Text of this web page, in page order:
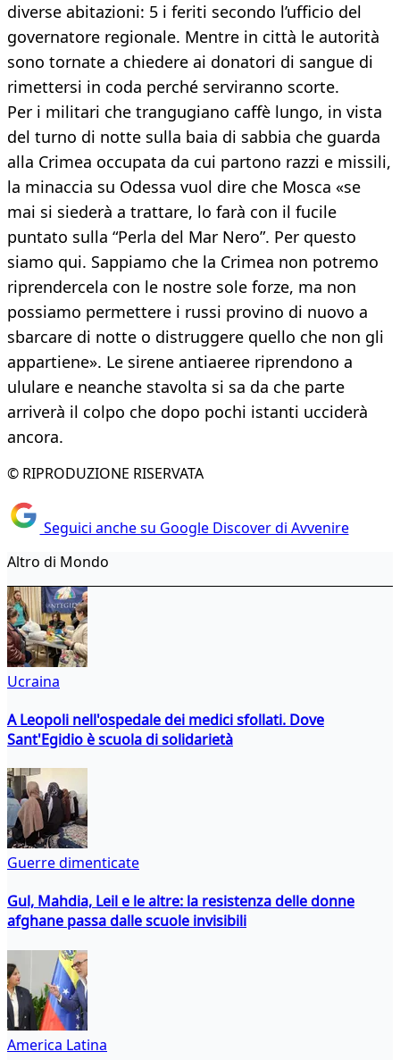
diverse abitazioni: 5 i feriti secondo l’ufficio del
governatore regionale. Mentre in città le autorità
sono tornate a chiedere ai donatori di sangue di
rimettersi in coda perché serviranno scorte.
Per i militari che trangugiano caffè lungo, in vista
del turno di notte sulla baia di sabbia che guarda
alla Crimea occupata da cui partono razzi e missili,
la minaccia su Odessa vuol dire che Mosca «se
mai si siederà a trattare, lo farà con il fucile
puntato sulla “Perla del Mar Nero”. Per questo
siamo qui. Sappiamo che la Crimea non potremo
riprendercela con le nostre sole forze, ma non
possiamo permettere i russi provino di nuovo a
sbarcare di notte o distruggere quello che non gli
appartiene». Le sirene antiaeree riprendono a
ululare e neanche stavolta si sa da che parte
arriverà il colpo che dopo pochi istanti ucciderà
ancora.
© RIPRODUZIONE RISERVATA
Seguici anche su Google Discover di Avvenire
Altro di Mondo
Ucraina
A Leopoli nell'ospedale dei medici sfollati. Dove
Sant'Egidio è scuola di solidarietà
Guerre dimenticate
Gul, Mahdia, Leil e le altre: la resistenza delle donne
afghane passa dalle scuole invisibili
America Latina